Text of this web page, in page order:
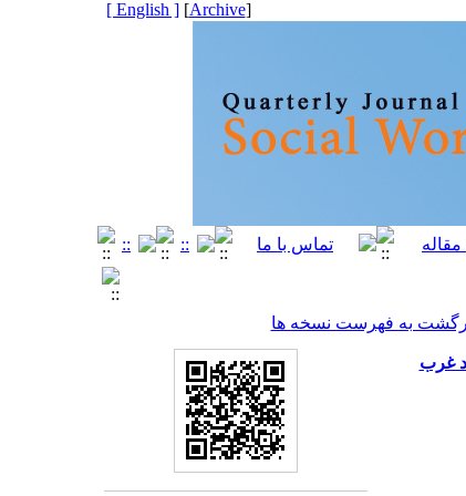
[
Archive
]
[ English ]
به فهرست نسخه ها
غرب